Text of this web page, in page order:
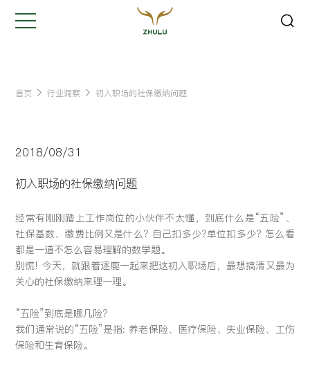
首页 行业洞察 初入职场的社保缴纳问题
2018/08/31
初入职场的社保缴纳问题
经常有刚刚踏上工作岗位的小伙伴不太懂，到底什么是“五险”、
社保基数、缴费比例又是什么? 自己扣多少?单位扣多少? 怎么看
都是一道不怎么容易理解的数学题。
别慌! 今天，就跟着逐鹿一起来把这初入职场后，最想搞清又最为
关心的社保缴纳来理一理。
“五险”到底是哪几险?
我们通常说的“五险”是指: 养老保险、医疗保险、失业保险、工伤
保险和生育保险。
是我们最重要的工作之一...
公司名称:*
联系方式:*
您的需求:
留言: